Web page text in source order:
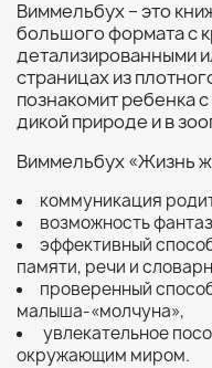
Виммельбух – это
большого формата с
детализированными
страницах из
познакомит ребенка
дикой природе и в
Виммельбух «Жизнь
коммуникация
возможность
эффективный
памяти, речи и
проверенный
малыша-«молчуна»,
увлекательное
окружающим миром.